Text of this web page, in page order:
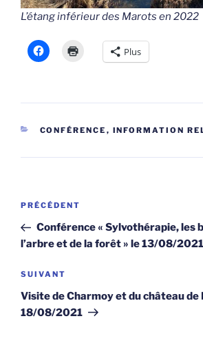
L’étang inférieur des Marots en 2022
Plus
CATÉGORIES
CONFÉRENCE , INFORMATION
Navigation
l’article
Article
précédent
PRÉCÉDENT
Conférence « Sylvothérapie, les
l’arbre et de la forêt » le 13/08/2021
Article
suivant
SUIVANT
Visite de Charmoy et du château de
18/08/2021